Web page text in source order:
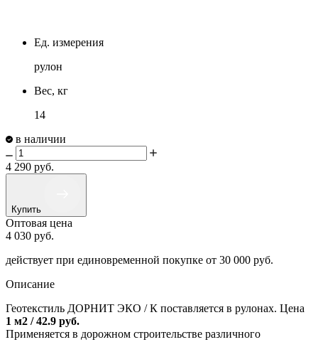
Ед. измерения
рулон
Вес, кг
14
в наличии
4 290 руб.
Купить
Оптовая цена
4 030 руб.
действует при единовременной покупке от 30 000 руб.
Описание
Геотекстиль ДОРНИТ ЭКО / К поставляется в рулонах. Цена
1 м2 / 42.9 руб.
Применяется в дорожном строительстве различного